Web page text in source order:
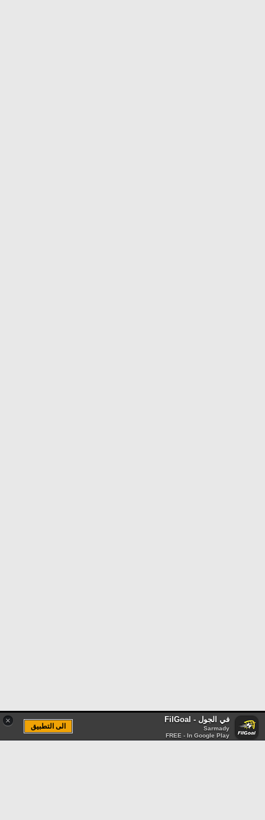
× في الجول - FilGoal
Sarmady
FREE - In Google Play
الى التطبيق